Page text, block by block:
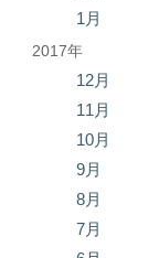
1月
2017年
12月
11月
10月
9月
8月
7月